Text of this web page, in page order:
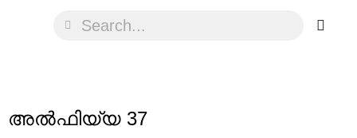
അൽഫിയ്യ 37